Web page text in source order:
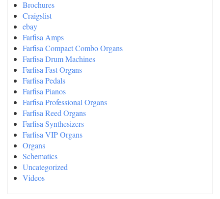
Brochures
Craigslist
ebay
Farfisa Amps
Farfisa Compact Combo Organs
Farfisa Drum Machines
Farfisa Fast Organs
Farfisa Pedals
Farfisa Pianos
Farfisa Professional Organs
Farfisa Reed Organs
Farfisa Synthesizers
Farfisa VIP Organs
Organs
Schematics
Uncategorized
Videos